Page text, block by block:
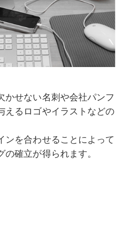
かせない名刺や会社パンフ
えるロゴやイラストなどの
ンを合わせることによって
確立が得られます。